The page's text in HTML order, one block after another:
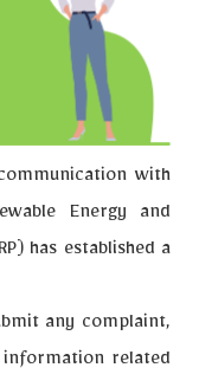
with
Energy and
has established a
any complaint,
informationrelated